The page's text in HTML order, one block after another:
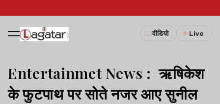
वीडियो Live
Entertainmet News : ऋषिकेश
के फुटपाथ पर सोते नजर आए सुनील